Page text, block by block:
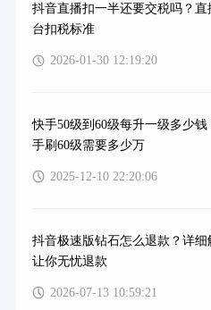
抖音直播扣一半还要交税吗？直
台扣税标准
2026-01-30 12:19:20
快手50级到60级每升一级多少钱
手刷60级需要多少万
2025-12-10 22:20:06
抖音极速版钻石怎么退款？详细
让你无忧退款
2026-07-13 10:59:21